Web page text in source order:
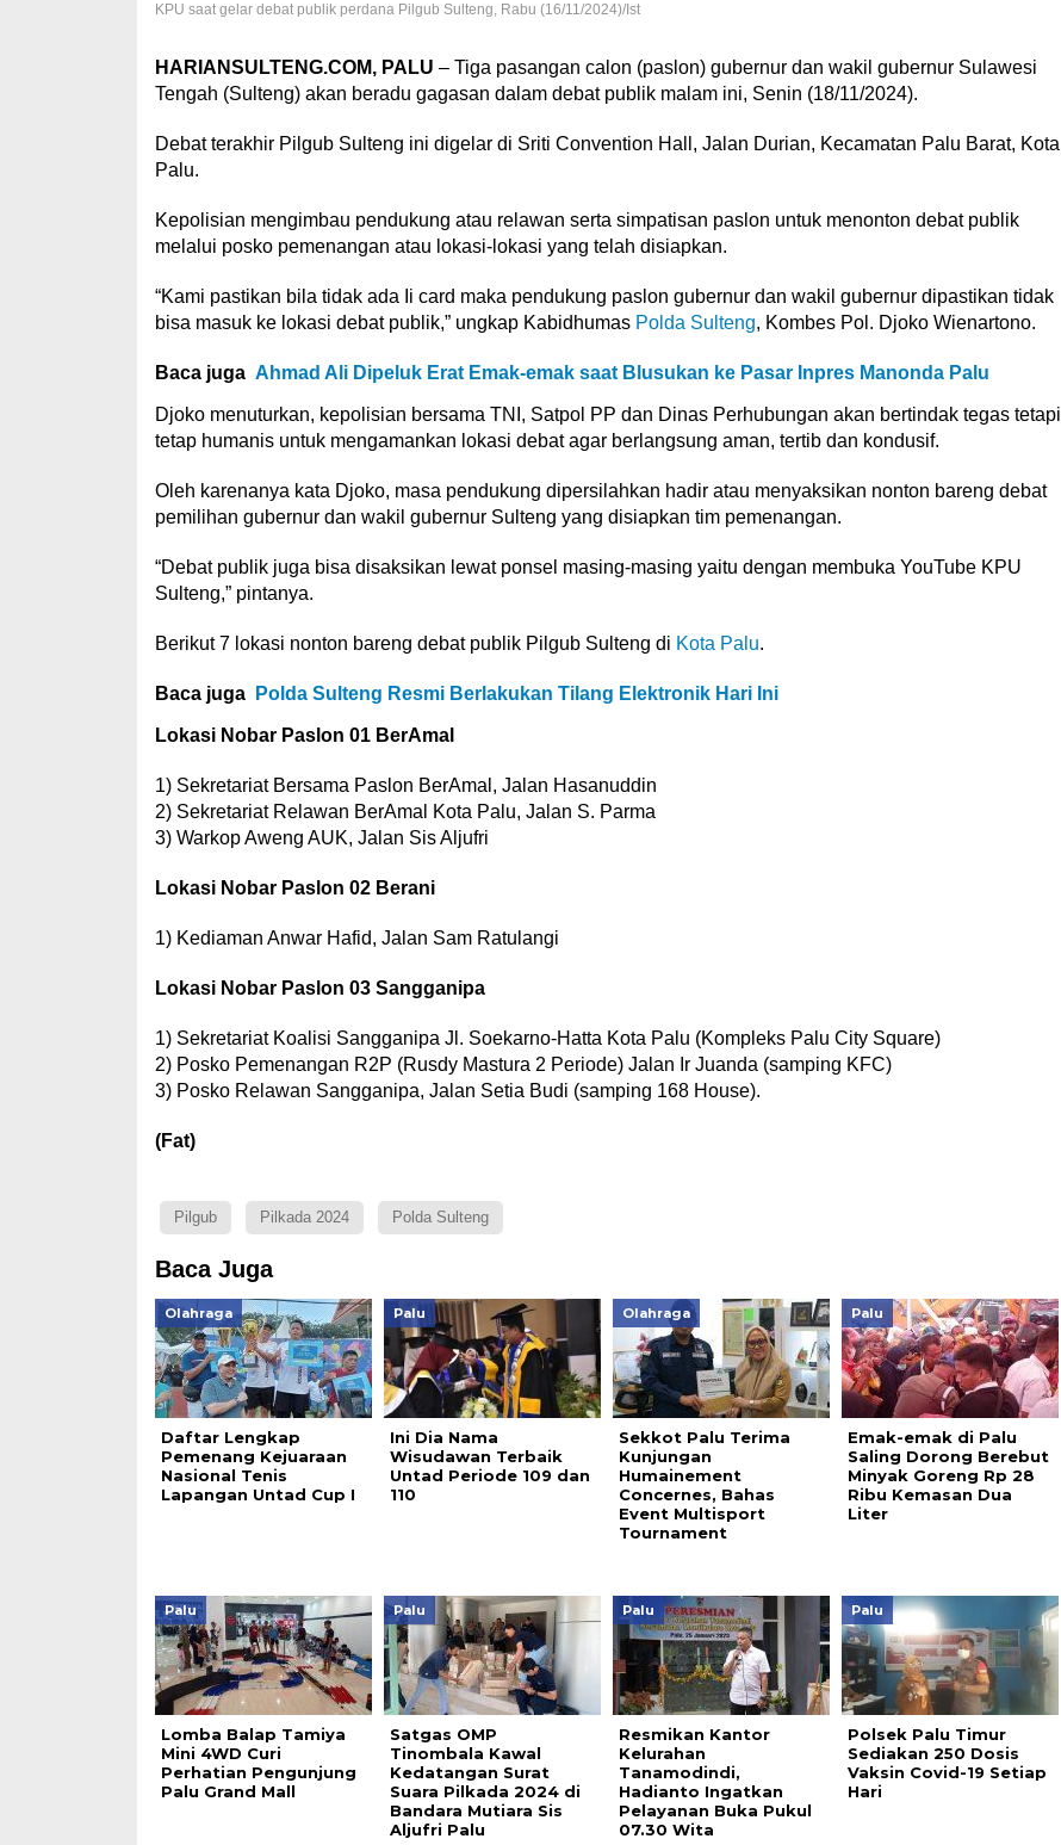
KPU saat gelar debat publik perdana Pilgub Sulteng, Rabu (16/11/2024)/Ist
HARIANSULTENG.COM, PALU – Tiga pasangan calon (paslon) gubernur dan wakil gubernur Sulawesi
Tengah (Sulteng) akan beradu gagasan dalam debat publik malam ini, Senin (18/11/2024).
Debat terakhir Pilgub Sulteng ini digelar di Sriti Convention Hall, Jalan Durian, Kecamatan Palu Barat, Kota
Palu.
Kepolisian mengimbau pendukung atau relawan serta simpatisan paslon untuk menonton debat publik
melalui posko pemenangan atau lokasi-lokasi yang telah disiapkan.
“Kami pastikan bila tidak ada Ii card maka pendukung paslon gubernur dan wakil gubernur dipastikan tidak
bisa masuk ke lokasi debat publik,” ungkap Kabidhumas Polda Sulteng, Kombes Pol. Djoko Wienartono.
Baca juga Ahmad Ali Dipeluk Erat Emak-emak saat Blusukan ke Pasar Inpres Manonda Palu
Djoko menuturkan, kepolisian bersama TNI, Satpol PP dan Dinas Perhubungan akan bertindak tegas tetapi
tetap humanis untuk mengamankan lokasi debat agar berlangsung aman, tertib dan kondusif.
Oleh karenanya kata Djoko, masa pendukung dipersilahkan hadir atau menyaksikan nonton bareng debat
pemilihan gubernur dan wakil gubernur Sulteng yang disiapkan tim pemenangan.
“Debat publik juga bisa disaksikan lewat ponsel masing-masing yaitu dengan membuka YouTube KPU
Sulteng,” pintanya.
Berikut 7 lokasi nonton bareng debat publik Pilgub Sulteng di Kota Palu.
Baca juga Polda Sulteng Resmi Berlakukan Tilang Elektronik Hari Ini
Lokasi Nobar Paslon 01 BerAmal
1) Sekretariat Bersama Paslon BerAmal, Jalan Hasanuddin
2) Sekretariat Relawan BerAmal Kota Palu, Jalan S. Parma
3) Warkop Aweng AUK, Jalan Sis Aljufri
Lokasi Nobar Paslon 02 Berani
1) Kediaman Anwar Hafid, Jalan Sam Ratulangi
Lokasi Nobar Paslon 03 Sangganipa
1) Sekretariat Koalisi Sangganipa Jl. Soekarno-Hatta Kota Palu (Kompleks Palu City Square)
2) Posko Pemenangan R2P (Rusdy Mastura 2 Periode) Jalan Ir Juanda (samping KFC)
3) Posko Relawan Sangganipa, Jalan Setia Budi (samping 168 House).
(Fat)
Pilgub Pilkada 2024 Polda Sulteng
Baca Juga
Olahraga
Daftar Lengkap
Pemenang Kejuaraan
Nasional Tenis
Lapangan Untad Cup I
Palu
Ini Dia Nama
Wisudawan Terbaik
Untad Periode 109 dan
110
Olahraga
Sekkot Palu Terima
Kunjungan
Humainement
Concernes, Bahas
Event Multisport
Tournament
Palu
Emak-emak di Palu
Saling Dorong Berebut
Minyak Goreng Rp 28
Ribu Kemasan Dua
Liter
Palu
Lomba Balap Tamiya
Mini 4WD Curi
Perhatian Pengunjung
Palu Grand Mall
Palu
Satgas OMP
Tinombala Kawal
Kedatangan Surat
Suara Pilkada 2024 di
Bandara Mutiara Sis
Aljufri Palu
Palu
Resmikan Kantor
Kelurahan
Tanamodindi,
Hadianto Ingatkan
Pelayanan Buka Pukul
07.30 Wita
Palu
Polsek Palu Timur
Sediakan 250 Dosis
Vaksin Covid-19 Setiap
Hari